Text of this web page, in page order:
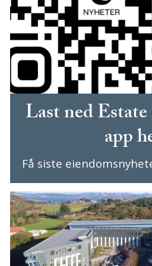
Last ned
app
Få siste